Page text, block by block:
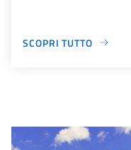
SCOPRI TUTTO